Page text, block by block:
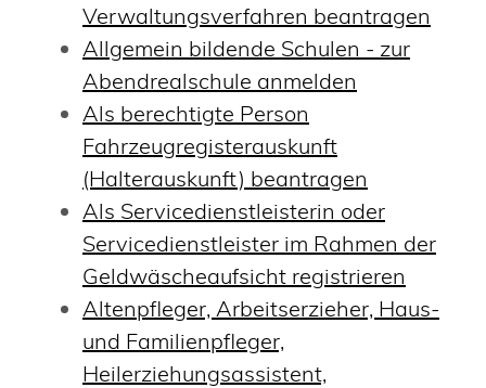
Verwaltungsverfahren beantragen
Allgemein bildende Schulen - zur
Abendrealschule anmelden
Als berechtigte Person
Fahrzeugregisterauskunft
(Halterauskunft) beantragen
Als Servicedienstleisterin oder
Servicedienstleister im Rahmen der
Geldwäscheaufsicht registrieren
Altenpfleger, Arbeitserzieher, Haus-
und Familienpfleger,
Heilerziehungsassistent,